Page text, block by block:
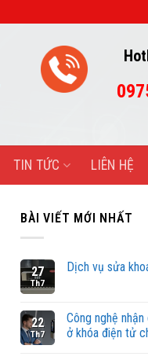
TIN TỨC LIÊN HỆ
BÀI VIẾT MỚI NHẤT
27
Th7
Dịch vụ sửa
22
Th7
Công nghệ
ở khóa điện tử